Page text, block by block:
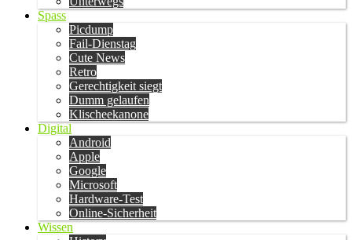
Spass
Picdump
Fail-Dienstag
Cute News
Retro
Gerechtigkeit siegt
Dumm gelaufen
Klischeekanone
Digital
Android
Apple
Google
Microsoft
Hardware-Test
Online-Sicherheit
Wissen